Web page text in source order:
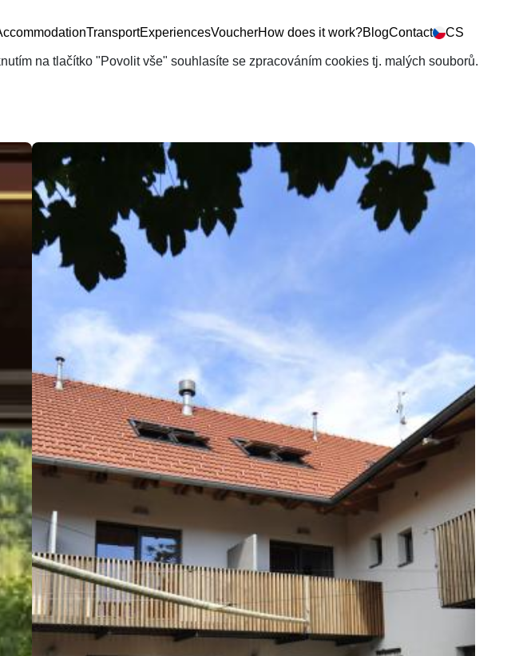
TransportExperiencesVoucherHow does it work?BlogContact CS
na tlačítko "Povolit vše" souhlasíte se zpracováním cookies tj. malých souborů.